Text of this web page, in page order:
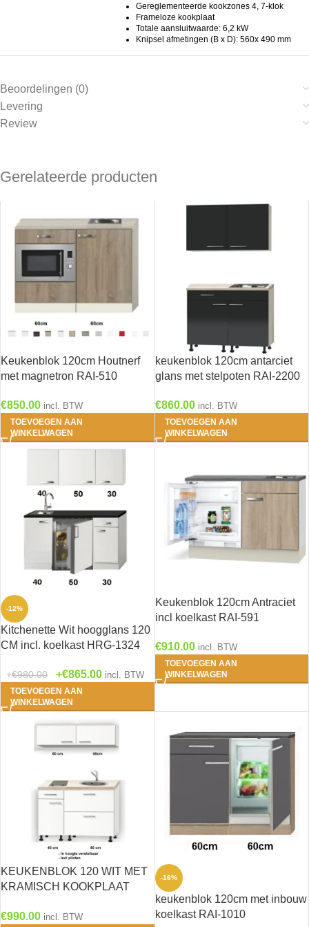
Gereglementeerde kookzones 4, 7-klok
Frameloze kookplaat
Totale aansluitwaarde: 6,2 kW
Knipsel afmetingen (B x D): 560x 490 mm
Beoordelingen (0)
Levering
Review
Gerelateerde producten
Keukenblok 120cm Houtnerf
met magnetron RAI-510
€850.00 incl. BTW
TOEVOEGEN AAN
WINKELWAGEN
keukenblok 120cm antarciet
glans met stelpoten RAI-2200
€860.00 incl. BTW
TOEVOEGEN AAN
WINKELWAGEN
-12%
Kitchenette Wit hoogglans 120
CM incl. koelkast HRG-1324
€980.00 €865.00 incl. BTW
TOEVOEGEN AAN
WINKELWAGEN
Keukenblok 120cm Antraciet
incl koelkast RAI-591
€910.00 incl. BTW
TOEVOEGEN AAN
WINKELWAGEN
KEUKENBLOK 120 WIT MET
KRAMISCH KOOKPLAAT
bovenkasten 60cm RAI-360
€990.00 incl. BTW
-16%
keukenblok 120cm met inbouw
koelkast RAI-1010